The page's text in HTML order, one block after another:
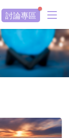
討論專區